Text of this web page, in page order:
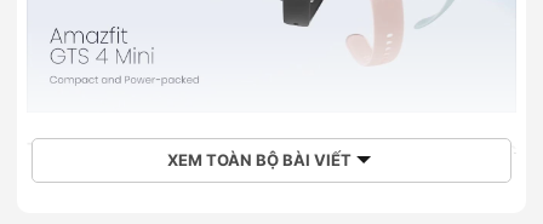
Trọng lượng siêu nhẹ chỉ 19g với màn hình 1.65 inch sắc
XEM TOÀN BỘ BÀI VIẾT